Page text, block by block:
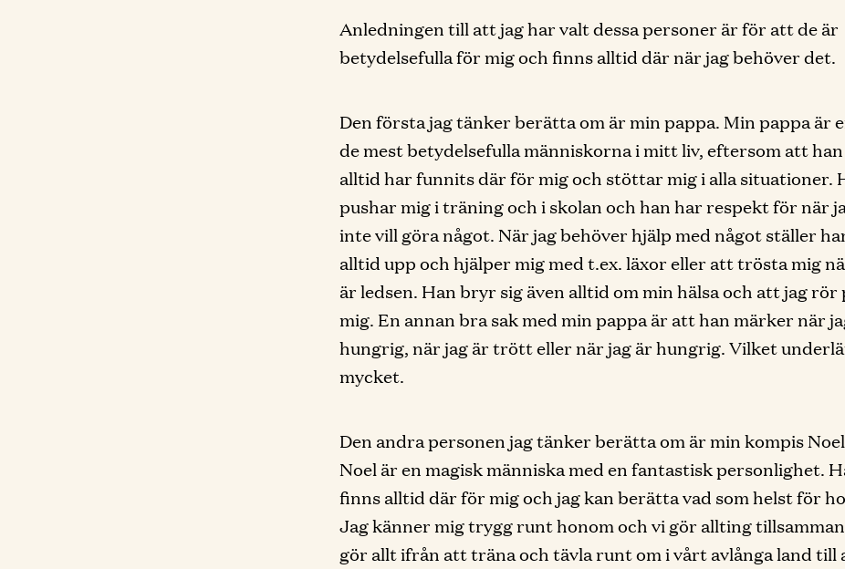
Anledningen till att jag har valt dessa personer är för att de är
betydelsefulla för mig och finns alltid där när jag behöver det.
Den första jag tänker berätta om är min pappa. Min pappa är
de mest betydelsefulla människorna i mitt liv, eftersom att han
alltid har funnits där för mig och stöttar mig i alla situationer.
pushar mig i träning och i skolan och han har respekt för när
inte vill göra något. När jag behöver hjälp med något ställer
alltid upp och hjälper mig med t.ex. läxor eller att trösta mig
är ledsen. Han bryr sig även alltid om min hälsa och att jag rör
mig. En annan bra sak med min pappa är att han märker när
hungrig, när jag är trött eller när jag är hungrig. Vilket
mycket.
Den andra personen jag tänker berätta om är min kompis
Noel är en magisk människa med en fantastisk personlighet.
finns alltid där för mig och jag kan berätta vad som helst för
Jag känner mig trygg runt honom och vi gör allting
gör allt ifrån att träna och tävla runt om i vårt avlånga land till